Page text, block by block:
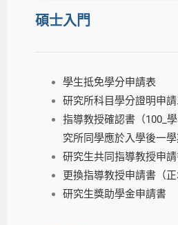
碩士入門
學生抵免學分申請表
研究所科目學分證明申
指導教授確認書（100_
究所同學應於入學後一學
研究生共同指導教授申
更換指導教授申請書（正
研究生獎助學金申請書